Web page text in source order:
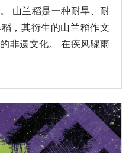
山兰稻是一种耐旱、耐
，其衍生的山兰稻作文
非遗文化。 在疾风骤雨